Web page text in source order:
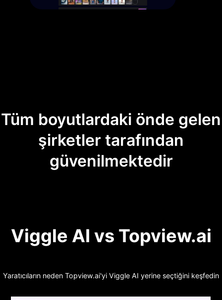
Tüm boyutlardaki önde gelen
şirketler tarafından
güvenilmektedir
Viggle AI vs Topview.ai
Yaratıcıların neden Topview.ai'yi Viggle AI yerine seçtiğini keşfedin